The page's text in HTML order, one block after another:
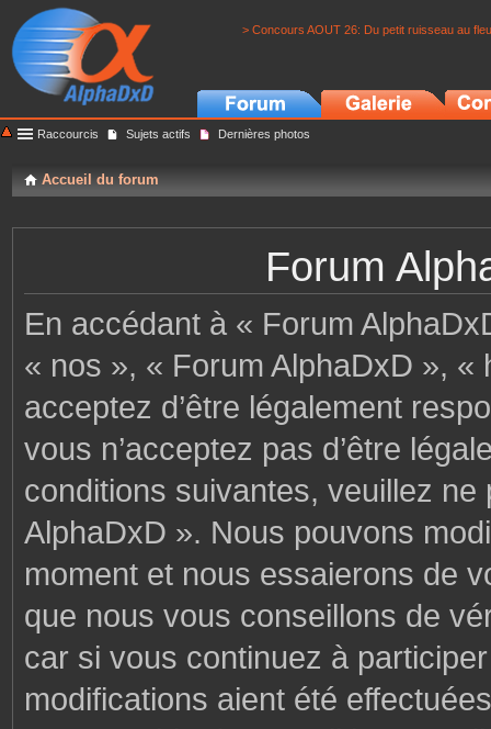
> Concours AOUT 26: Du petit ruisseau au
Raccourcis Sujets actifs Dernières photos
Accueil du forum
Forum
En accédant à « Forum
« nos », « Forum AlphaDxD »,
acceptez d’être légalement
vous n’acceptez pas d’être
conditions suivantes, veuillez
AlphaDxD ». Nous pouvons
moment et nous essaierons de
que nous vous conseillons de
car si vous continuez à
modifications aient été